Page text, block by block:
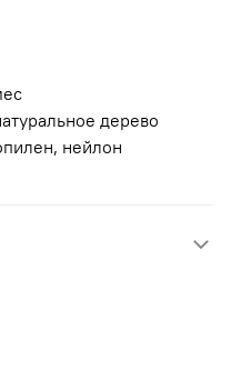
дерево
нейлон